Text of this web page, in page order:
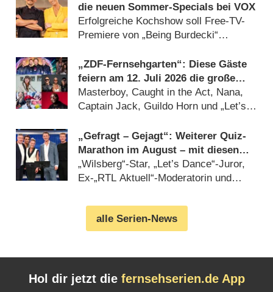
die neuen Sommer-Specials bei VOX
Erfolgreiche Kochshow soll Free-TV-
Premiere von „Being Burdecki“
„ZDF-Fernsehgarten“: Diese Gäste
feiern am 12. Juli 2026 die große
„90er Party“
Masterboy, Caught in the Act, Nana,
Captain Jack, Guildo Horn und „Let’s
„Gefragt – Gejagt“: Weiterer Quiz-
Marathon im August – mit diesen
Gästen
„Wilsberg“-Star, „Let’s Dance“-Juror,
Ex-„RTL Aktuell“-Moderatorin und
alle Serien-News
Hol dir jetzt die fernsehserien.de App